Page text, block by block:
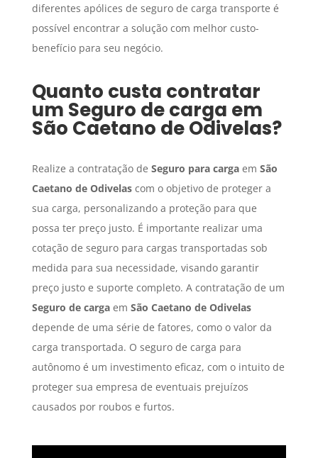
diferentes apólices de seguro de carga transporte é
possível encontrar a solução com melhor custo-
benefício para seu negócio.
Quanto custa contratar
um Seguro de carga em
São Caetano de Odivelas?
Realize a contratação de Seguro para cargaem São
Caetano de Odivelascom o objetivo de proteger a
sua carga, personalizando a proteção para que
possa ter preço justo. É importante realizar uma
cotação de seguro para cargas transportadas sob
medida para sua necessidade, visando garantir
preço justo e suporte completo. A contratação de um
Seguro de cargaem São Caetano de Odivelas
depende de uma série de fatores, como o valor da
carga transportada. O seguro de carga para
autônomo é um investimento eficaz, com o intuito de
proteger sua empresa de eventuais prejuízos
causados por roubos e furtos.